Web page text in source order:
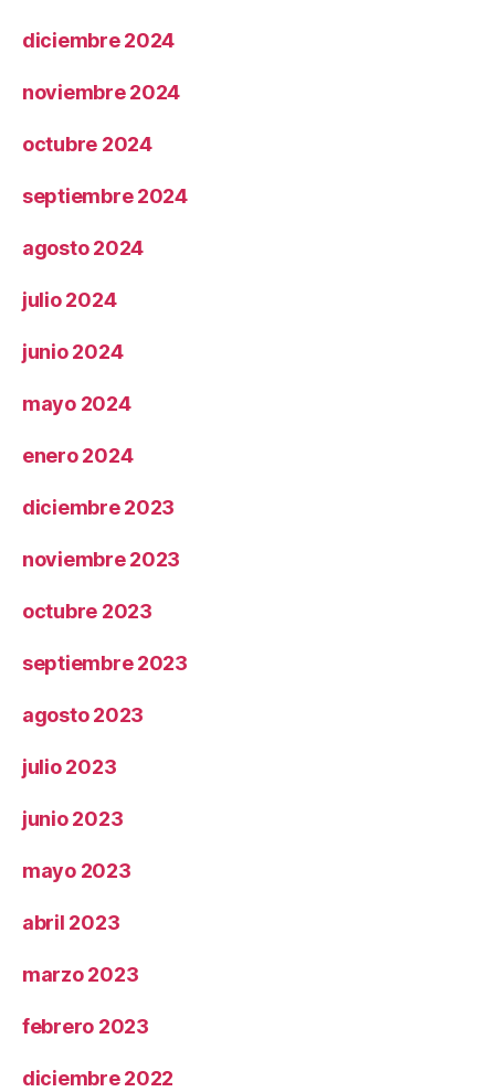
diciembre 2024
noviembre 2024
octubre 2024
septiembre 2024
agosto 2024
julio 2024
junio 2024
mayo 2024
enero 2024
diciembre 2023
noviembre 2023
octubre 2023
septiembre 2023
agosto 2023
julio 2023
junio 2023
mayo 2023
abril 2023
marzo 2023
febrero 2023
diciembre 2022